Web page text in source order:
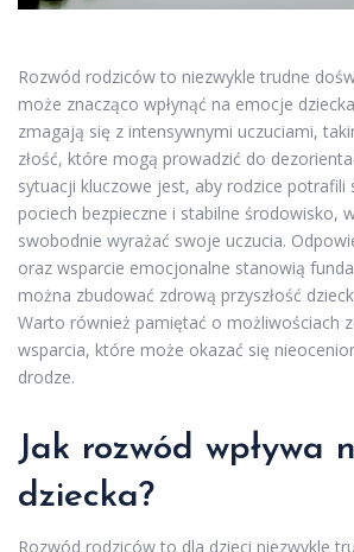
Rozwód rodziców to niezwykle trudne
może znacząco wpłynąć na emocje
zmagają się z intensywnymi uczuciami,
złość, które mogą prowadzić do
sytuacji kluczowe jest, aby rodzice potrafili
pociech bezpieczne i stabilne środowisko,
swobodnie wyrażać swoje uczucia.
oraz wsparcie emocjonalne stanowią
można zbudować zdrową przyszłość
Warto również pamiętać o możliwościach
wsparcia, które może okazać się
drodze.
Jak rozwód wpływa
dziecka?
Rozwód rodziców to dla dzieci niezwykle